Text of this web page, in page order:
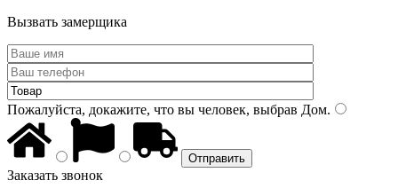
Вызвать замерщика
Пожалуйста, докажите, что вы человек, выбрав Дом.
Заказать звонок